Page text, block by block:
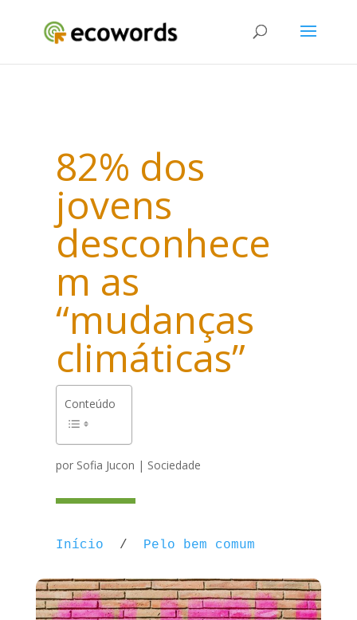
82% dos
jovens
desconhece
m as
“mudanças
climáticas”
Conteúdo
por Sofia Jucon | Sociedade
Início / Pelo bem comum